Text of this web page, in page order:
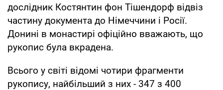
дослідник Костянтин фон Тішендорф відвіз
частину документа до Німеччини і Росії.
Донині в монастирі офіційно вважають, що
рукопис була вкрадена.
Всього у світі відомі чотири фрагменти
рукопису, найбільший з них - 347 з 400